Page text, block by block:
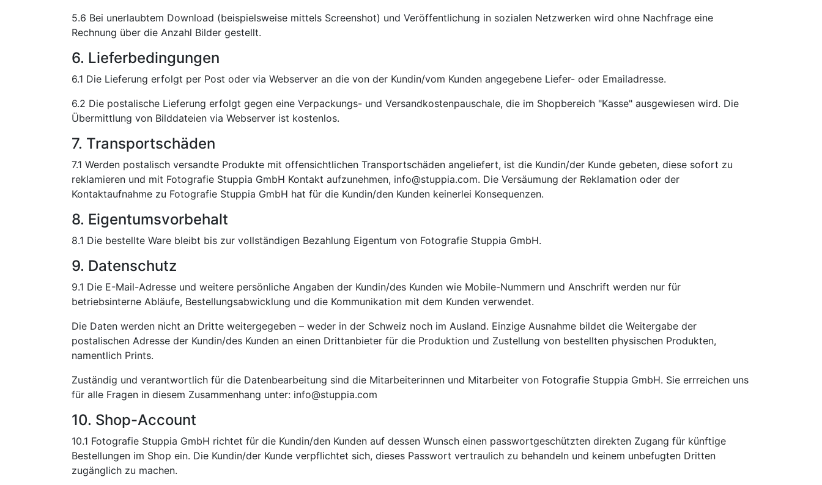
5.6 Bei unerlaubtem Download (beispielsweise mittels Screenshot) und Veröffentlichung in sozialen Netzwerken wird ohne Nachfrage eine
Rechnung über die Anzahl Bilder gestellt.
6. Lieferbedingungen
6.1 Die Lieferung erfolgt per Post oder via Webserver an die von der Kundin/vom Kunden angegebene Liefer- oder Emailadresse.
6.2 Die postalische Lieferung erfolgt gegen eine Verpackungs- und Versandkostenpauschale, die im Shopbereich "Kasse" ausgewiesen wird. Die
Übermittlung von Bilddateien via Webserver ist kostenlos.
7. Transportschäden
7.1 Werden postalisch versandte Produkte mit offensichtlichen Transportschäden angeliefert, ist die Kundin/der Kunde gebeten, diese sofort zu
reklamieren und mit Fotografie Stuppia GmbH Kontakt aufzunehmen, info@stuppia.com. Die Versäumung der Reklamation oder der
Kontaktaufnahme zu Fotografie Stuppia GmbH hat für die Kundin/den Kunden keinerlei Konsequenzen.
8. Eigentumsvorbehalt
8.1 Die bestellte Ware bleibt bis zur vollständigen Bezahlung Eigentum von Fotografie Stuppia GmbH.
9. Datenschutz
9.1 Die E-Mail-Adresse und weitere persönliche Angaben der Kundin/des Kunden wie Mobile-Nummern und Anschrift werden nur für
betriebsinterne Abläufe, Bestellungsabwicklung und die Kommunikation mit dem Kunden verwendet.
Die Daten werden nicht an Dritte weitergegeben – weder in der Schweiz noch im Ausland. Einzige Ausnahme bildet die Weitergabe der
postalischen Adresse der Kundin/des Kunden an einen Drittanbieter für die Produktion und Zustellung von bestellten physischen Produkten,
namentlich Prints.
Zuständig und verantwortlich für die Datenbearbeitung sind die Mitarbeiterinnen und Mitarbeiter von Fotografie Stuppia GmbH. Sie errreichen uns
für alle Fragen in diesem Zusammenhang unter: info@stuppia.com
10. Shop-Account
10.1 Fotografie Stuppia GmbH richtet für die Kundin/den Kunden auf dessen Wunsch einen passwortgeschützten direkten Zugang für künftige
Bestellungen im Shop ein. Die Kundin/der Kunde verpflichtet sich, dieses Passwort vertraulich zu behandeln und keinem unbefugten Dritten
zugänglich zu machen.